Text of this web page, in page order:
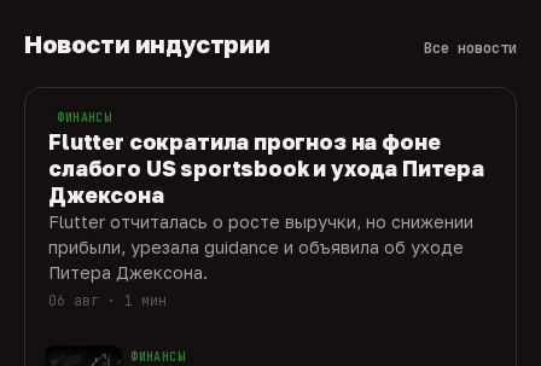
Новости индустрии Все новости
ФИНАНСЫ
Flutter сократила прогноз на фоне
слабого US sportsbook и ухода Питера
Джексона
Flutter отчиталась о росте выручки, но снижении
прибыли, урезала guidance и объявила об уходе
Питера Джексона.
06 авг · 1 мин
ФИНАНСЫ